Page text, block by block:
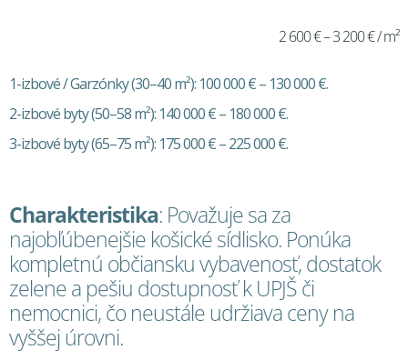
2 600 € – 3 200 € / m²
1-izbové / Garzónky (30–40 m²): 100 000 € – 130 000 €.
2-izbové byty (50–58 m²): 140 000 € – 180 000 €.
3-izbové byty (65–75 m²): 175 000 € – 225 000 €.
Charakteristika: Považuje sa za
najobľúbenejšie košické sídlisko. Ponúka
kompletnú občiansku vybavenosť, dostatok
zelene a pešiu dostupnosť k UPJŠ či
nemocnici, čo neustále udržiava ceny na
vyššej úrovni.